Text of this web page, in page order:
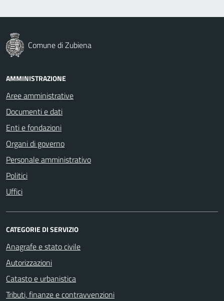
Comune di Zubiena
AMMINISTRAZIONE
Aree amministrative
Documenti e dati
Enti e fondazioni
Organi di governo
Personale amministrativo
Politici
Uffici
CATEGORIE DI SERVIZIO
Anagrafe e stato civile
Autorizzazioni
Catasto e urbanistica
Tributi, finanze e contravvenzioni